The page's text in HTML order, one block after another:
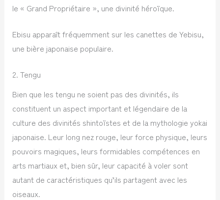
le « Grand Propriétaire », une divinité héroïque.
Ebisu apparaît fréquemment sur les canettes de Yebisu,
une bière japonaise populaire.
2. Tengu
Bien que les tengu ne soient pas des divinités, ils
constituent un aspect important et légendaire de la
culture des divinités shintoïstes et de la mythologie yokai
japonaise. Leur long nez rouge, leur force physique, leurs
pouvoirs magiques, leurs formidables compétences en
arts martiaux et, bien sûr, leur capacité à voler sont
autant de caractéristiques qu’ils partagent avec les
oiseaux.